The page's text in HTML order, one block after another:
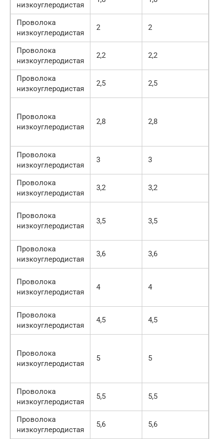
низкоуглеродистая
Проволока
низкоуглеродистая
2 2
Проволока
низкоуглеродистая
2,2 2,2
Проволока
низкоуглеродистая
2,5 2,5
Проволока
низкоуглеродистая
2,8 2,8
Проволока
низкоуглеродистая
3 3
Проволока
низкоуглеродистая
3,2 3,2
Проволока
низкоуглеродистая
3,5 3,5
Проволока
низкоуглеродистая
3,6 3,6
Проволока
низкоуглеродистая
4 4
Проволока
низкоуглеродистая
4,5 4,5
Проволока
низкоуглеродистая
5 5
Проволока
низкоуглеродистая
5,5 5,5
Проволока
низкоуглеродистая
5,6 5,6